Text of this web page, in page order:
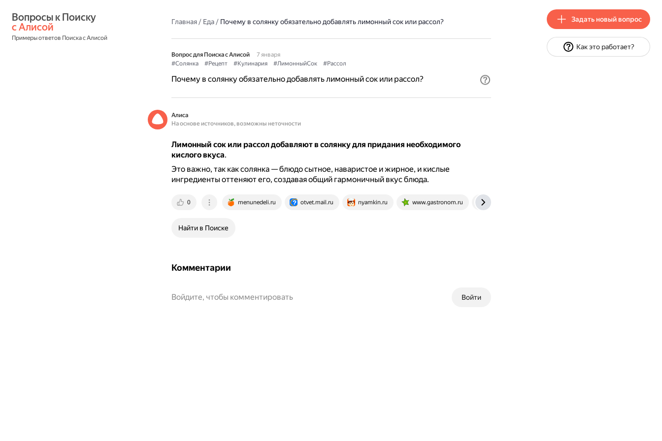
с Алисой
Примеры ответов Поиска с Алисой
Главная/ Еда/ Почему в солянку обязательно добавлять лимонный сок или рассол?
Вопрос для Поиска с Алисой
7 января
#Солянка
#Рецепт #Кулинария #ЛимонныйСок #Рассол
Почему в солянку обязательно добавлять лимонный сок или рассол?
Алиса
На основе источников, возможны неточности
Лимонный сок или рассол добавляют в солянку для придания необходимого
кислого вкуса.
Это важно, так как солянка — блюдо сытное, наваристое и жирное, и кислые
ингредиенты оттеняют его, создавая общий гармоничный вкус блюда.
0 menunedeli.ru otvet.mail.ru nyamkin.ru www.gastronom.ru
Найти в Поиске
Комментарии
Войти
Войдите, чтобы комментировать
Задать новый вопрос
Как это работает?